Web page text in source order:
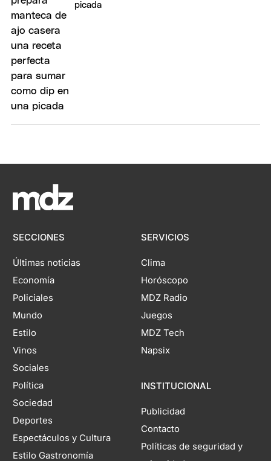
picada
SECCIONES
Últimas noticias
Economía
Policiales
Mundo
Estilo
Vinos
Sociales
Política
Sociedad
Deportes
Espectáculos y Cultura
Estilo Gastronomía
SERVICIOS
Clima
Horóscopo
MDZ Radio
Juegos
MDZ Tech
Napsix
INSTITUCIONAL
Publicidad
Contacto
Políticas de seguridad y